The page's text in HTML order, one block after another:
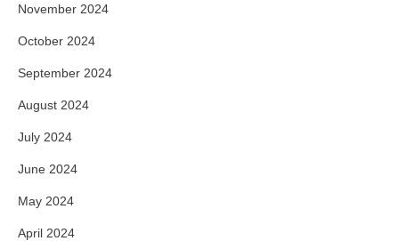
November 2024
October 2024
September 2024
August 2024
July 2024
June 2024
May 2024
April 2024